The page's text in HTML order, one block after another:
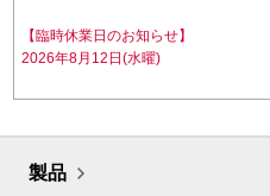
【臨時休業日のお知らせ】
2026年8月12日(水曜)
製品